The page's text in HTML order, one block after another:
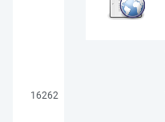
16262